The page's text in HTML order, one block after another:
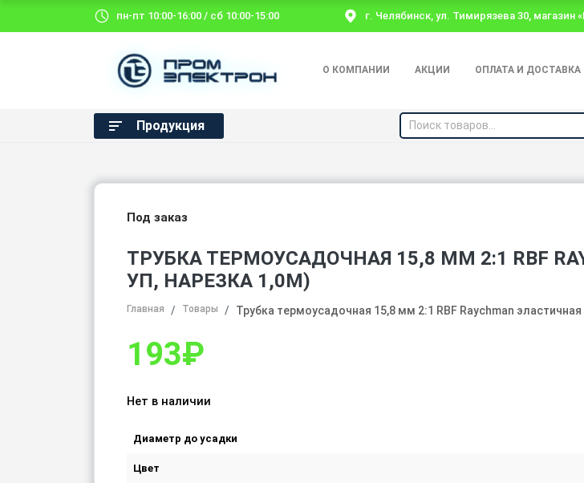
пн-пт 10:00-16:00 / сб 10:00-15:00 г. Челябинск, ул. Тимирязева 30, магазин
О КОМПАНИИ АКЦИИ ОПЛАТА И ДОСТАВКА
Продукция
Под заказ
ТРУБКА ТЕРМОУСАДОЧНАЯ 15,8 ММ 2:1 RBF
УП, НАРЕЗКА 1,0М)
Главная Товары Трубка термоусадочная 15,8 мм 2:1 RBF Raychman
193₽
Нет в наличии
Диаметр до усадки
Цвет